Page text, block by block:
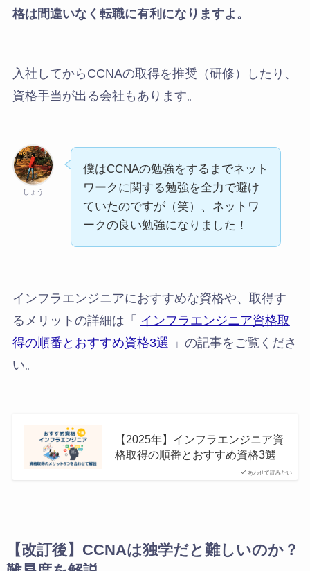
格は間違いなく転職に有利になりますよ。
入社してからCCNAの取得を推奨（研修）したり、
資格手当が出る会社もあります。
しょう
僕はCCNAの勉強をするまでネット
ワークに関する勉強を全力で避け
ていたのですが（笑）、ネットワ
ークの良い勉強になりました！
インフラエンジニアにおすすめな資格や、取得す
るメリットの詳細は「
インフラエンジニア資格取
得の順番とおすすめ資格3選
」の記事をご覧くださ
い。
あわせて読みたい
【2025年】インフラエンジニア資
格取得の順番とおすすめ資格3選
【改訂後】CCNAは独学だと難しいのか？